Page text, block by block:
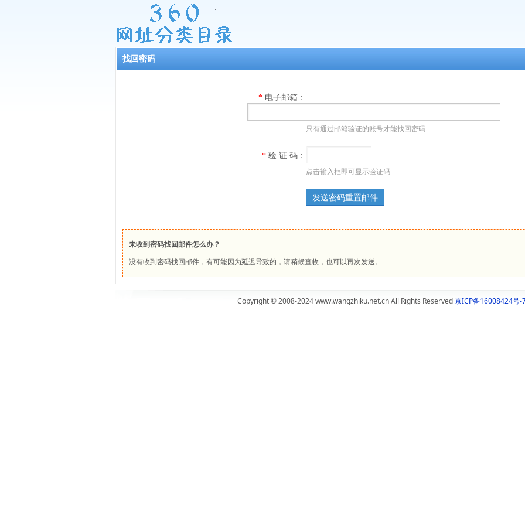
找回密码
* 电子邮箱：
只有通过邮箱验证的账号才能找回密码
* 验 证 码：
点击输入框即可显示验证码
未收到密码找回邮件怎么办？
没有收到密码找回邮件，有可能因为延迟导致的，请稍候查收，也可以再次发送。
Copyright © 2008-2024 www.wangzhiku.net.cn All Rights Reserved京ICP备16008424号-